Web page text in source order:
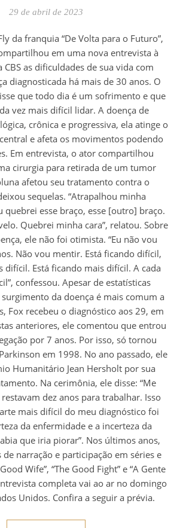
29 de abril de 2023
em uma nova entrevista à
CBS as dificuldades de sua vida com
diagnosticada há mais de 30 anos. O
que todo dia é um sofrimento e que
vez mais difícil lidar. A doença de
crônica e progressiva, ela atinge o
e afeta os movimentos podendo
Em entrevista, o ator compartilhou
cirurgia para retirada de um tumor
afetou seu tratamento contra o
sequelas. “Atrapalhou minha
quebrei esse braço, esse [outro] braço.
Quebrei minha cara”, relatou. Sobre
ele não foi otimista. “Eu não vou
Não vou mentir. Está ficando difícil,
difícil. Está ficando mais difícil. A cada
confessou. Apesar de estatísticas
da doença é mais comum a
Fox recebeu o diagnóstico aos 29, em
anteriores, ele comentou que entrou
por 7 anos. Por isso, só tornou
em 1998. No ano passado, ele
Humanitário Jean Hersholt por sua
Na cerimônia, ele disse: “Me
dez anos para trabalhar. Isso
mais difícil do meu diagnóstico foi
da enfermidade e a incerteza da
que iria piorar”. Nos últimos anos,
de narração e participação em séries e
Wife”, “The Good Fight” e “A Gente
completa vai ao ar no domingo
Unidos. Confira a seguir a prévia.